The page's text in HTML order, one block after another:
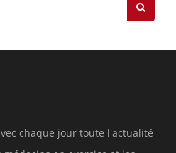
chaque jour toute l'actualité